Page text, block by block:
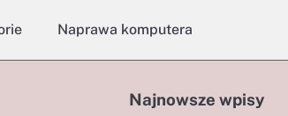
Naprawa komputera
Najnowsze wpisy